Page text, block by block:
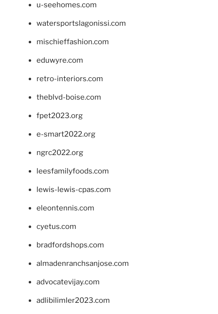
u-seehomes.com
watersportslagonissi.com
mischieffashion.com
eduwyre.com
retro-interiors.com
theblvd-boise.com
fpet2023.org
e-smart2022.org
ngrc2022.org
leesfamilyfoods.com
lewis-lewis-cpas.com
eleontennis.com
cyetus.com
bradfordshops.com
almadenranchsanjose.com
advocatevijay.com
adlibilimler2023.com